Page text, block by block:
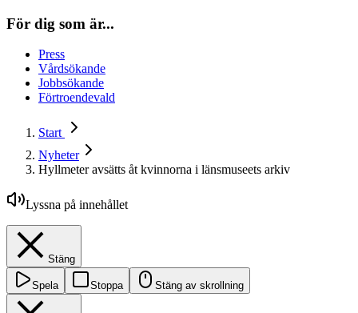
För dig som är...
Press
Vårdsökande
Jobbsökande
Förtroendevald
Start
Nyheter
Hyllmeter avsätts åt kvinnorna i länsmuseets arkiv
Lyssna på innehållet
Stäng
Spela Stoppa Stäng av skrollning